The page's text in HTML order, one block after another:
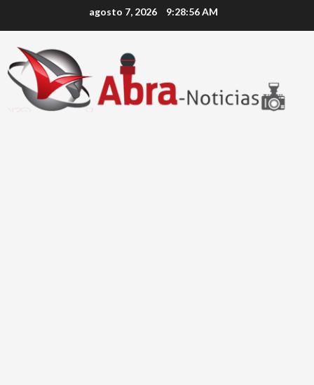
agosto 7, 2026 9:28:57 AM